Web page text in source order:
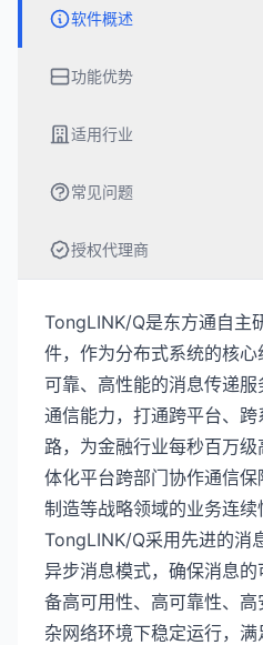
软件概述
功能优势
适用行业
常见问题
授权代理商
TongLINK/Q是东方通自主
件，作为分布式系统的核
可靠、高性能的消息传递
通信能力，打通跨平台、
路，为金融行业每秒百万
体化平台跨部门协作通信
制造等战略领域的业务连续
TongLINK/Q采用先进的消
异步消息模式，确保消息
备高可用性、高可靠性、
杂网络环境下稳定运行，